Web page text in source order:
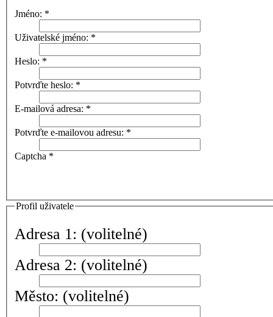
Jméno: *
Uživatelské jméno: *
Heslo: *
Potvrďte heslo: *
E-mailová adresa: *
Potvrďte e-mailovou adresu: *
Captcha *
Profil uživatele
Adresa 1: (volitelné)
Adresa 2: (volitelné)
Město: (volitelné)